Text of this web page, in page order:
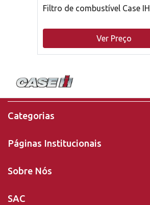
Filtro de combustível Case IH
Ver Preço
Categorias
Páginas Institucionais
Sobre Nós
SAC